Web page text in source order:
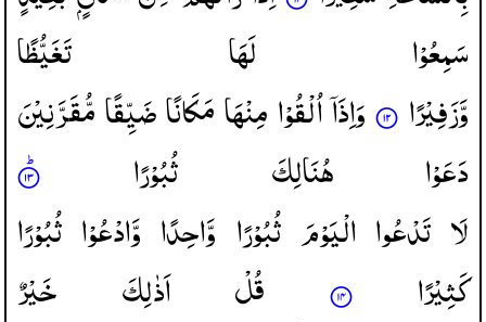
سَمِعُوْا
لَهَا
تَغَیُّظًا
وَّزَفِیْرًا
وَاِذَاۤاُلْقُوْامِنْهَامَكَانًاضَیِّقًامُّقَرَّنِیْنَ
دَعَوْا
هُنَالِكَ ثُبُوْرًا
لَا تَدْعُوا الْیَوْمَ ثُبُوْرًا وَّاحِدًا وَّادْعُوْا ثُبُوْرًا
كَثِیْرًا
قُلْ اَذٰلِكَ
خَیْرٌ